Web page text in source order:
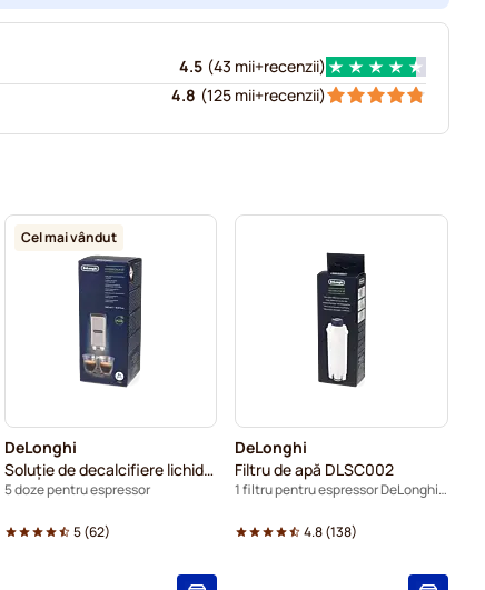
4.5 (43 mii+recenzii)
4.8 (125 mii+recenzii)
Cel mai vândut
DeLonghi
Soluție de decalcifiere lichidă Eco Decalk DLSC500
5 doze pentru espressor
5(62)
DeLonghi
Filtru de apă DLSC002
1 filtru pentru espressor DeLonghi - DLSC002
4.8(138)